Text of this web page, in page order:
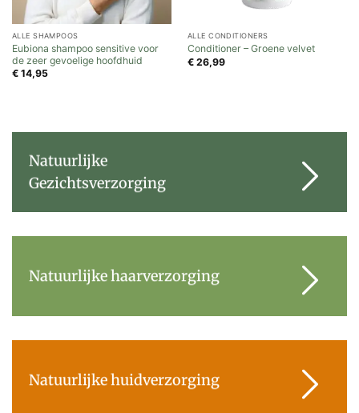
ALLE SHAMPOOS
Eubiona shampoo sensitive voor
de zeer gevoelige hoofdhuid
€14,95
ALLE CONDITIONERS
Conditioner – Groene velvet
€26,99
Natuurlijke
Gezichtsverzorging
Natuurlijke haarverzorging
Natuurlijke huidverzorging